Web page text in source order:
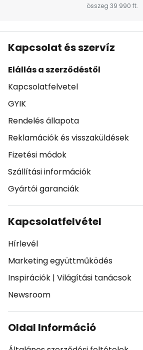
összeg 39 990 ft.
Kapcsolat és szervíz
Elállás a szerződéstől
Kapcsolatfelvetel
GYIK
Rendelés állapota
Reklamációk és visszaküldések
Fizetési módok
Szállítási információk
Gyártói garanciák
Kapcsolatfelvétel
Hírlevél
Marketing együttműködés
Inspirációk | Világítási tanácsok
Newsroom
Oldal Információ